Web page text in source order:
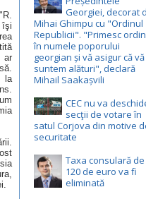
îşi
ar
la
Georgiei, decorat
Mihai Ghimpu cu "Ordinul
Republicii". "Primesc
în numele poporului
georgian și vă asigur că vă
suntem alături", declară
Mihail Saakașvili
CEC nu va
secţii de votare în
satul Corjova din motive
securitate
Taxa consulară de
120 de euro va fi
eliminată